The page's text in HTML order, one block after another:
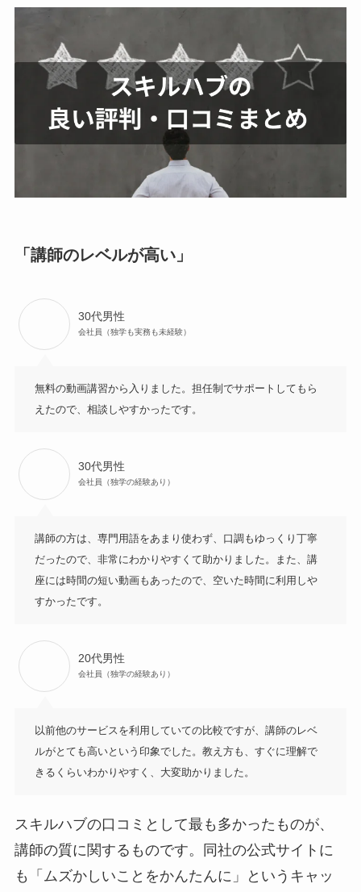
「講師のレベルが高い」
30代男性
会社員（独学も実務も未経験）
無料の動画講習から入りました。担任制でサポートしてもら
えたので、相談しやすかったです。
30代男性
会社員（独学の経験あり）
講師の方は、専門用語をあまり使わず、口調もゆっくり丁寧
だったので、非常にわかりやすくて助かりました。また、講
座には時間の短い動画もあったので、空いた時間に利用しや
すかったです。
20代男性
会社員（独学の経験あり）
以前他のサービスを利用していての比較ですが、講師のレベ
ルがとても高いという印象でした。教え方も、すぐに理解で
きるくらいわかりやすく、大変助かりました。
スキルハブの口コミとして最も多かったものが、
講師の質に関するものです。同社の公式サイトに
も「ムズかしいことをかんたんに」というキャッ